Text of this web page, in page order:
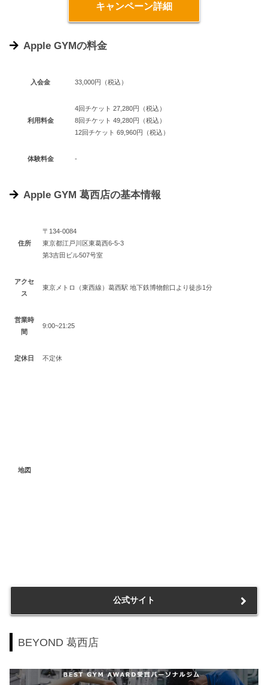
キャンペーン詳細
Apple GYMの料金
入会金 33,000円（税込）
利用料金
4回チケット 27,280円（税込）
8回チケット 49,280円（税込）
12回チケット 69,960円（税込）
体験料金 -
Apple GYM 葛西店の基本情報
住所
〒134-0084
東京都江戸川区東葛西6-5-3
第3吉田ビル507号室
アクセ
ス
東京メトロ（東西線）葛西駅 地下鉄博物館口より徒歩1分
営業時
間
9:00~21:25
定休日 不定休
地図
公式サイト
BEYOND 葛西店